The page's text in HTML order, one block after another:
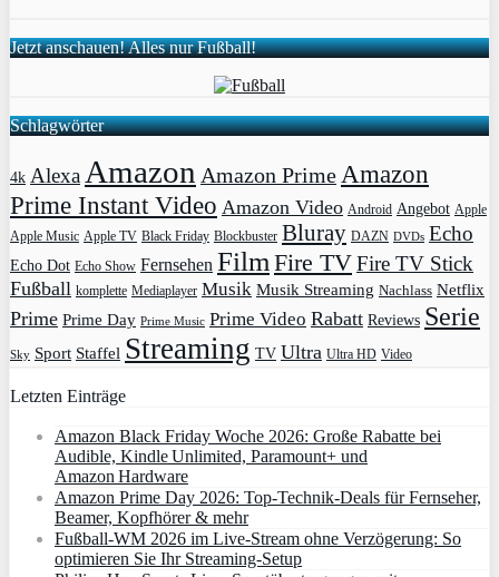
Jetzt anschauen! Alles nur Fußball!
Schlagwörter
4k Alexa Amazon Amazon Prime Amazon
Prime Instant Video Amazon Video Android Angebot Apple
Apple Music Apple TV Black Friday Blockbuster Bluray DAZN DVDs Echo
Echo Dot Echo Show Fernsehen Film Fire TVFire TV Stick
Fußball komplette Mediaplayer Musik Musik Streaming Nachlass Netflix
Prime Prime Day Prime Music Prime Video Rabatt Reviews Serie
Sky Sport Staffel Streaming TV Ultra Ultra HD Video
Letzten Einträge
Amazon Black Friday Woche 2026: Große Rabatte bei
Audible, Kindle Unlimited, Paramount+ und
Amazon Hardware
Amazon Prime Day 2026: Top-Technik-Deals für Fernseher,
Beamer, Kopfhörer & mehr
Fußball-WM 2026 im Live-Stream ohne Verzögerung: So
optimieren Sie Ihr Streaming-Setup